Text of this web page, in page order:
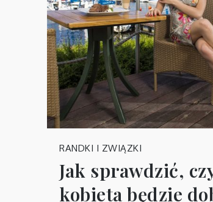
RANDKI I ZWIĄZKI
Jak sprawdzić,
kobieta będzie